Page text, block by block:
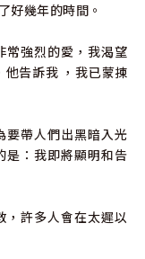
好幾年的時間。
常強烈的愛，我渴望
告訴我 ，我已蒙揀
要帶人們出黑暗入光
是：我即將顯明和告
許多人會在太遲以